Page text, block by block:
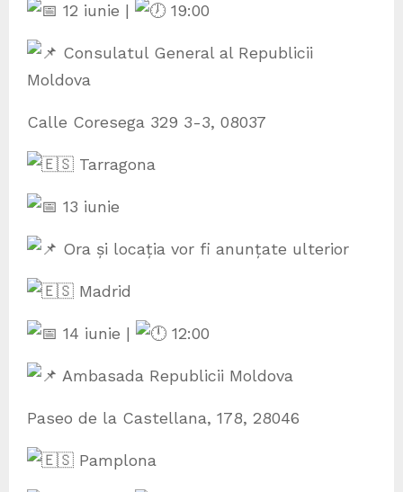
12 iunie | 19:00
Consulatul General al Republicii
Moldova
Calle Coresega 329 3-3, 08037
Tarragona
13 iunie
Ora și locația vor fi anunțate ulterior
Madrid
14 iunie | 12:00
Ambasada Republicii Moldova
Paseo de la Castellana, 178, 28046
Pamplona